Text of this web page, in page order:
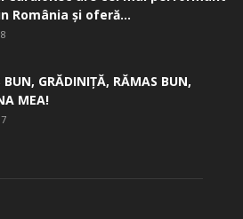
România și oferă...
BUN, GRĂDINIŢĂ, ­RĂMAS BUN,
MEA!